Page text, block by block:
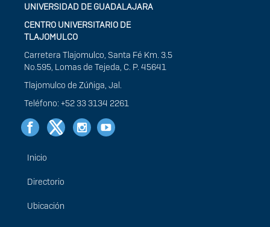
UNIVERSIDAD DE GUADALAJARA
CENTRO UNIVERSITARIO DE
TLAJOMULCO
Carretera Tlajomulco, Santa Fé Km. 3.5
No.595, Lomas de Tejeda, C. P. 45641
Tlajomulco de Zúñiga, Jal.
Teléfono: +52 33 3134 2261
Menú
principal
Inicio
Directorio
Ubicación